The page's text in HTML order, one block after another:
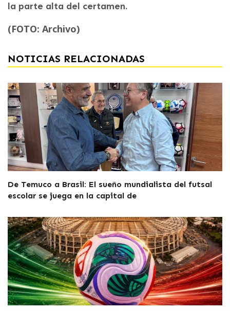
la parte alta del certamen.
(FOTO: Archivo)
NOTICIAS RELACIONADAS
De Temuco a Brasil: El sueño mundialista del futsal
escolar se juega en la capital de